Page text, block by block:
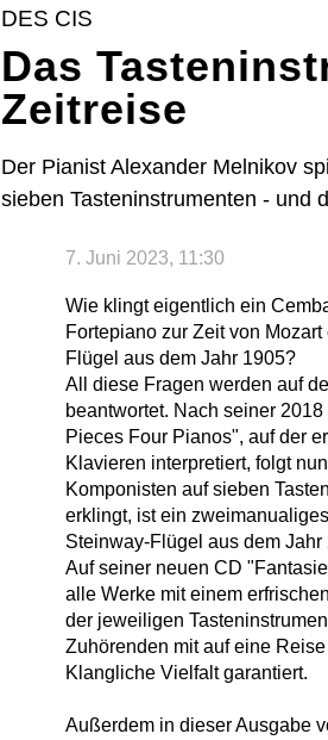
DES CIS
Das
Zeitreise
Der Pianist Alexander Melnikov
sieben Tasteninstrumenten - und
7. Juni 2023, 11:30
Wie klingt eigentlich ein
Fortepiano zur Zeit von
Flügel aus dem Jahr 1905?
All diese Fragen werden auf
beantwortet. Nach seiner
Pieces Four Pianos", auf der
Klavieren interpretiert, folgt
Komponisten auf sieben
erklingt, ist ein
Steinway-Flügel aus dem Jahr
Auf seiner neuen CD
alle Werke mit einem
der jeweiligen
Zuhörenden mit auf eine
Klangliche Vielfalt garantiert.
Außerdem in dieser Ausgabe